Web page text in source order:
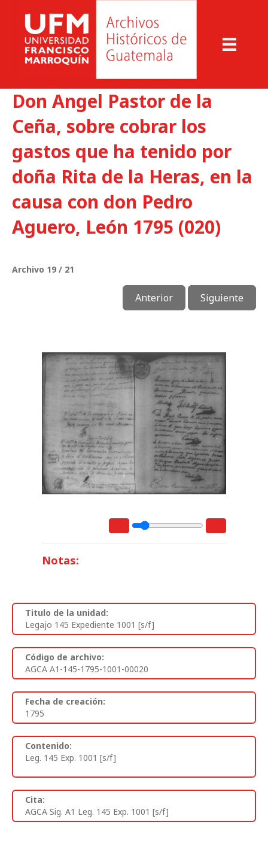
Don Angel Pastor de la
Ceña, sobre cobrar los
gastos que ha tenido por
doña Rita de la Heras, en la
causa con don Pedro
Aguero, León 1795 (020)
Archivo 19 / 21
Anterior Siguiente
Notas:
Titulo de la unidad:
Legajo 145 Expediente 1001 [s/f]
Código de archivo:
AGCA A1-145-1795-1001-00020
Fecha de creación:
1795
Contenido:
Leg. 145 Exp. 1001 [s/f]
Cita:
AGCA Sig. A1 Leg. 145 Exp. 1001 [s/f]